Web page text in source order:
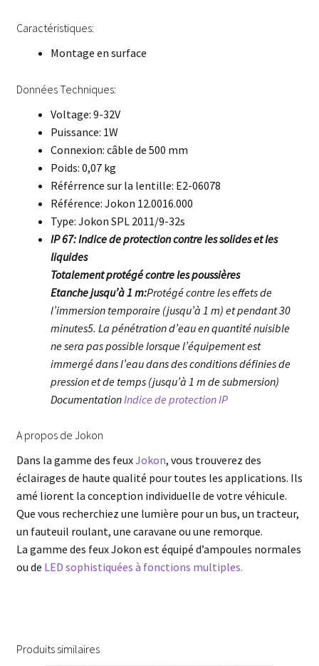
Caractéristiques:
Montage en surface
Données Techniques:
Voltage: 9-32V
Puissance: 1W
Connexion: câble de 500 mm
Poids: 0,07 kg
Référrence sur la lentille: E2-06078
Référence: Jokon 12.0016.000
Type: Jokon SPL 2011/9-32s
IP 67: Indice de protection contre les solides et les
liquides
Totalement protégé contre les poussières
Etanche jusqu’à 1 m:Protégé contre les effets de
l’immersion temporaire (jusqu’à 1 m) et pendant 30
minutes5. La pénétration d’eau en quantité nuisible
ne sera pas possible lorsque l’équipement est
immergé dans l’eau dans des conditions définies de
pression et de temps (jusqu’à 1 m de submersion)
DocumentationIndice de protection IP
A propos de Jokon
Dans la gamme des feuxJokon, vous trouverez des
éclairages de haute qualité pour toutes les applications. Ils
amé liorent la conception individuelle de votre véhicule.
Que vous recherchiez une lumière pour un bus, un tracteur,
un fauteuil roulant, une caravane ou une remorque.
La gamme des feux Jokon est équipé d’ampoules normales
ou de LED sophistiquées à fonctions multiples.
Produits similaires